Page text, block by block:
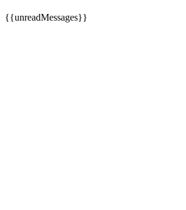
{{unreadMessages}}